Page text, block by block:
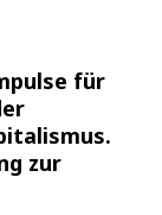
für
zur